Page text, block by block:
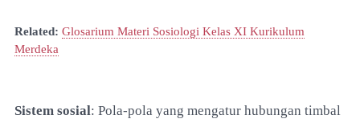
Related: Glosarium Materi Sosiologi Kelas XI Kurikulum
Merdeka
Sistem sosial: Pola-pola yang mengatur hubungan timbal